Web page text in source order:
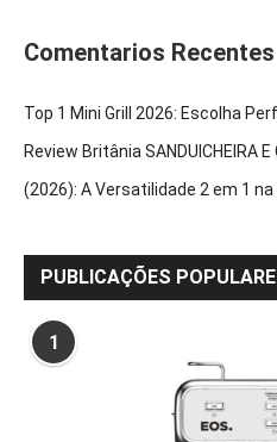
Comentarios Recentes
Top 1 Mini Grill 2026: Escolha
Review Britânia SANDUICHEIRA E
(2026): A Versatilidade 2 em 1 na
PUBLICAÇÕES
1